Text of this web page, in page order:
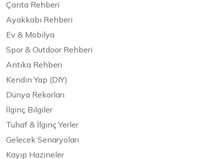
Çanta Rehberi
Ayakkabı Rehberi
Ev & Mobilya
Spor & Outdoor Rehberi
Antika Rehberi
Kendin Yap (DIY)
Dünya Rekorları
İlginç Bilgiler
Tuhaf & İlginç Yerler
Gelecek Senaryoları
Kayıp Hazineler